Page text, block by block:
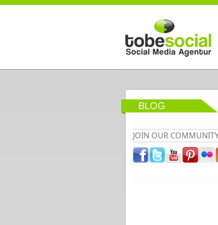
Direkt zum Inhalt
BLOG
JOIN OUR